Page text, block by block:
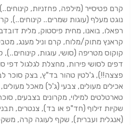
קרם פטיסייר (מילפה, פחזניות,
נוגט מעלף (עוגות שמרים.. קינוחים..),
רפאלו, בואנו, מחית פיסטוק, מלית
קראנץ מתוק/מלוח, קרם וניל מענג,
קוקוס מטריפה (סושי, עוגות, קינוחים..),
דפים לסושי פירות, מחצלת לגלגול דפי
פצצה!!), ג'לטין טהור בד"ץ, בצק סוכר
אכילים מעולים, צבעי (ג'ל) מאכל מעולים,
טארטלטים למילוי, מקרונים בצבעים,
שקיות זילוף (חד"פ או בד), צנטרים,
(אנגלית ועברית), שקף לעוגה קרה,